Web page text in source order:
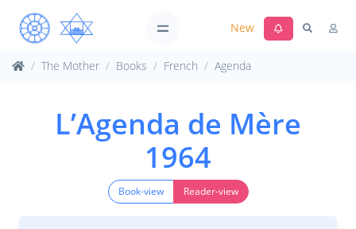
New
The Mother Books French Agenda
L’Agenda de Mère
1964
Book-view Reader-view